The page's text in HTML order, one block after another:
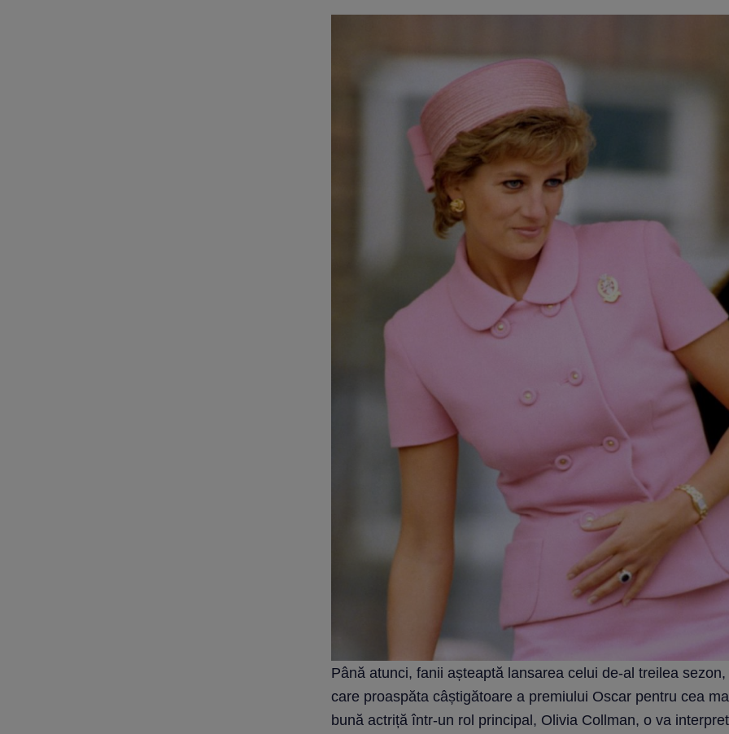
Până atunci, fanii așteaptă lansarea celui de-al treilea sezon,
care proaspăta câștigătoare a premiului Oscar pentru cea
bună actriță într-un rol principal, Olivia Collman, o va